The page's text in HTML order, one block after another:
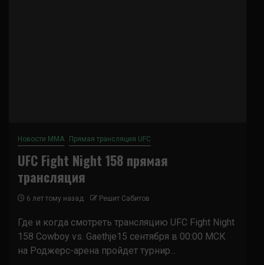
Новости ММА Прямая трансляция UFC
UFC Fight Night 158 прямая
трансляция
6 лет тому назад Решит Сабитов
Где и когда смотреть трансляцию UFC Fight Night
158 Cowboy vs. Gaethje15 сентября в 00:00 МСК
на Роджерс-арена пройдет турнир...